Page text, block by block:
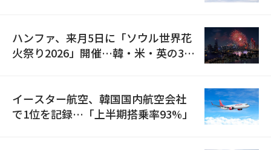
ハンファ、来月5日に「ソウル世界花
火祭り2026」開催…韓・米・英の3カ
イースター航空、韓国国内航空会社
で1位を記録…「上半期搭乗率93%」